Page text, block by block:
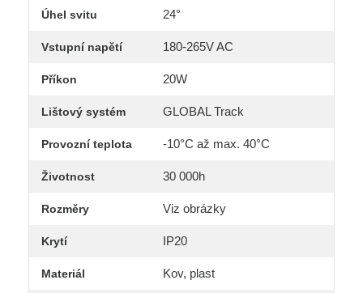
Úhel svitu 24°
Vstupní napětí 180-265V AC
Příkon 20W
Lištový systém GLOBAL Track
Provozní teplota -10°C až max. 40°C
Životnost 30 000h
Rozměry Viz obrázky
Krytí IP20
Materiál Kov, plast